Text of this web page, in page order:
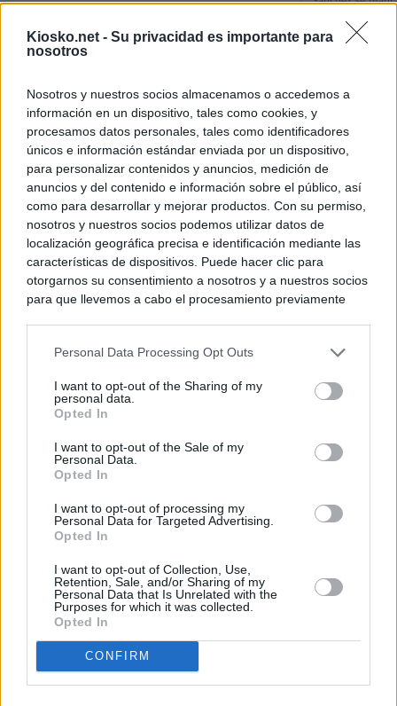
Kiosko.net - Su privacidad es importante para
nosotros
Nosotros y nuestros socios almacenamos o accedemos a
información en un dispositivo, tales como cookies, y
procesamos datos personales, tales como identificadores
únicos e información estándar enviada por un dispositivo,
para personalizar contenidos y anuncios, medición de
anuncios y del contenido e información sobre el público, así
como para desarrollar y mejorar productos. Con su permiso,
nosotros y nuestros socios podemos utilizar datos de
localización geográfica precisa e identificación mediante las
características de dispositivos. Puede hacer clic para
otorgarnos su consentimiento a nosotros y a nuestros socios
para que llevemos a cabo el procesamiento previamente
negar su consentimiento. Tenga en cuenta que algún
de su consentimiento, pero usted tiene el derecho de
rechazar tal procesamiento. Sus preferencias se aplicarán
cualquier momento entrando de nuevo en este sitio web o
visitando nuestra política de privacidad.
Personal Data Processing Opt Outs
I want to opt-out of the Sharing of my
personal data.
Opted In
I want to opt-out of the Sale of my
Personal Data.
Opted In
I want to opt-out of processing my
Personal Data for Targeted Advertising.
Opted In
I want to opt-out of Collection, Use,
Retention, Sale, and/or Sharing of my
Personal Data that Is Unrelated with the
Purposes for which it was collected.
Opted In
CONFIRM
Sánchez
© Kiosko.net Aviso Legal Privacidad y Cookies